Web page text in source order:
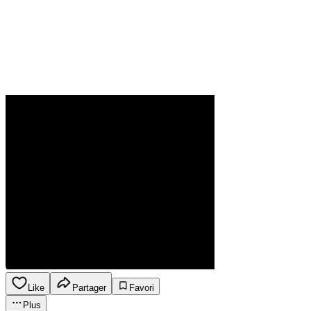
Like Partager
Favori
Plus